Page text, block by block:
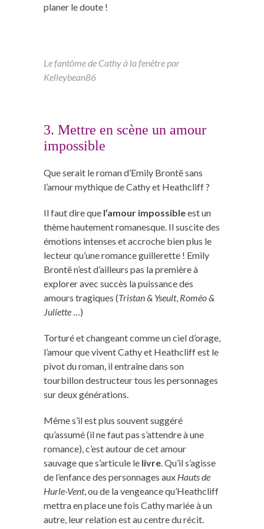
planer le doute !
Le fantôme de Cathy à la fenêtre par
Kelleybean86
3. Mettre en scène un amour
impossible
Que serait le roman d’Emily Brontë sans
l’amour mythique de Cathy et Heathcliff ?
Il faut dire que l’amour impossibleest un
thème hautement romanesque. Il suscite des
émotions intenses et accroche bien plus le
lecteur qu’une romance guillerette ! Emily
Brontë n’est d’ailleurs pas la première à
explorer avec succès la puissance des
amours tragiques (Tristan & Yseult, Roméo &
Juliette …)
Torturé et changeant comme un ciel d’orage,
l’amour que vivent Cathy et Heathcliff est le
pivot du roman, il entraîne dans son
tourbillon destructeur tous les personnages
sur deux générations.
Même s’il est plus souvent suggéré
qu’assumé (il ne faut pas s’attendre à une
romance), c’est autour de cet amour
sauvage que s’articule le livre . Qu’il s’agisse
de l’enfance des personnages aux Hauts de
Hurle-Vent, ou de la vengeance qu’Heathcliff
mettra en place une fois Cathy mariée à un
autre, leur relation est au centre du récit.